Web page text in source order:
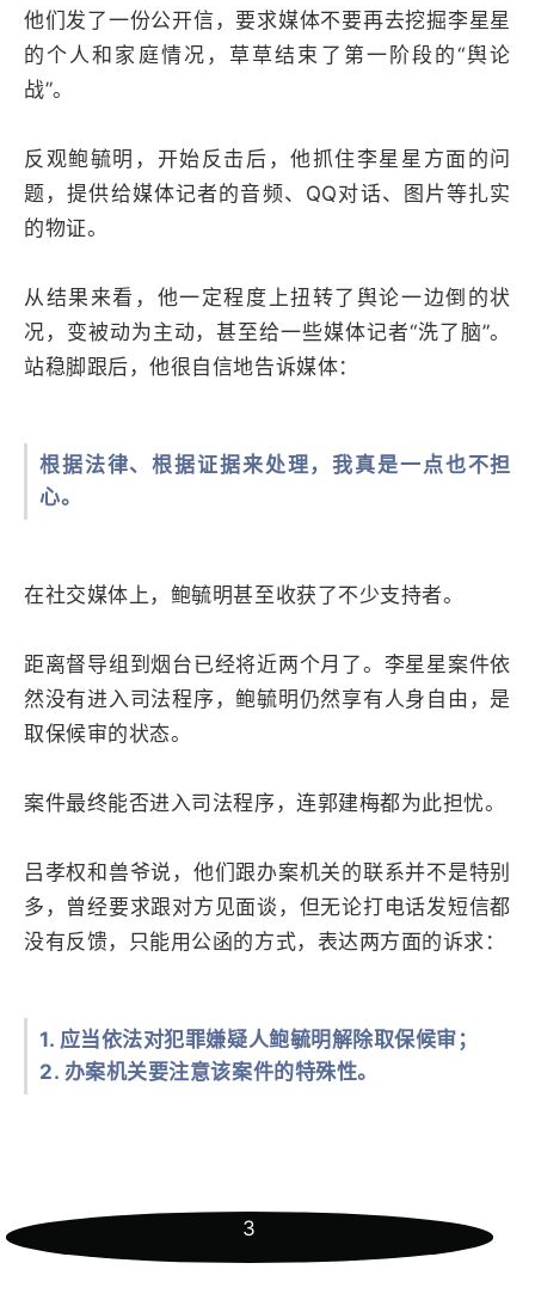
他们发了一份公开信，要求媒体不要再去挖掘李星星
的个人和家庭情况，草草结束了第一阶段的“舆论
战”。
反观鲍毓明，开始反击后，他抓住李星星方面的问
题，提供给媒体记者的音频、QQ对话、图片等扎实
的物证。
从结果来看，他一定程度上扭转了舆论一边倒的状
况，变被动为主动，甚至给一些媒体记者“洗了脑”。
站稳脚跟后，他很自信地告诉媒体：
根据法律、根据证据来处理，我真是一点也不担
心。
在社交媒体上，鲍毓明甚至收获了不少支持者。
距离督导组到烟台已经将近两个月了。李星星案件依
然没有进入司法程序，鲍毓明仍然享有人身自由，是
取保候审的状态。
案件最终能否进入司法程序，连郭建梅都为此担忧。
吕孝权和兽爷说，他们跟办案机关的联系并不是特别
多，曾经要求跟对方见面谈，但无论打电话发短信都
没有反馈，只能用公函的方式，表达两方面的诉求：
1. 应当依法对犯罪嫌疑人鲍毓明解除取保候审；
2. 办案机关要注意该案件的特殊性。
3